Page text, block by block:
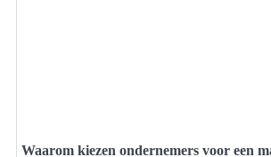
Waarom kiezen ondernemers voor een